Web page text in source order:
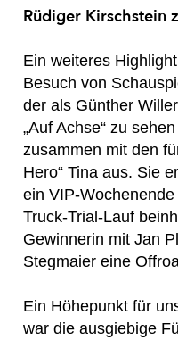
Rüdiger Kirschstein
Ein weiteres
Besuch von
der als Günther
„Auf Achse“ zu
zusammen mit den
Hero“ Tina aus. Sie
ein VIP-
Truck-Trial-Lauf
Gewinnerin mit Jan
Stegmaier eine
Ein Höhepunkt für
war die ausgiebige